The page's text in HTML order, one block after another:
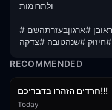
ולתרומות
#תורה #יהדות #חזרהבתשובה #הרבירוןראובן #ארגוןבעזרתהשם
#חיזוק #שנהטובה #צדקה
RECOMMENDED
חרדים הזהרו בדבריכם!!!
Today